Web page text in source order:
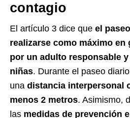
contagio
El artículo 3 dice que el
realizarse como máximo
por un adulto responsable
niñas. Durante el paseo
una distancia interpersonal
menos 2 metros. Asimismo,
las medidas de prevención